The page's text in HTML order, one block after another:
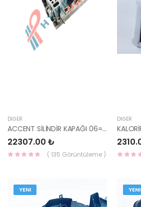
DIĞER
ACCENT SİLİNDİR KAPAĞI 06=> ERA 1.6 G4E 22100-26850-YS
22307.00 ₺
( 135 Görüntüleme )
DIĞER
YENI YENI